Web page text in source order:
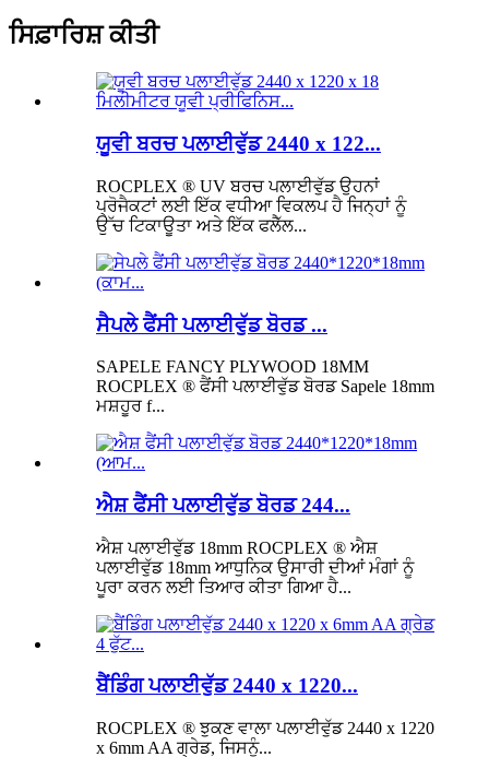
ਸਿਫ਼ਾਰਿਸ਼ ਕੀਤੀ
ਯੂਵੀ ਬਰਚ ਪਲਾਈਵੁੱਡ 2440 x 122...
ROCPLEX ® UV ਬਰਚ ਪਲਾਈਵੁੱਡ ਉਹਨਾਂ
ਪ੍ਰੋਜੈਕਟਾਂ ਲਈ ਇੱਕ ਵਧੀਆ ਵਿਕਲਪ ਹੈ ਜਿਨ੍ਹਾਂ ਨੂੰ
ਉੱਚ ਟਿਕਾਊਤਾ ਅਤੇ ਇੱਕ ਫਲੈੱਲ...
ਸੈਪਲੇ ਫੈਂਸੀ ਪਲਾਈਵੁੱਡ ਬੋਰਡ ...
SAPELE FANCY PLYWOOD 18MM
ROCPLEX ® ਫੈਂਸੀ ਪਲਾਈਵੁੱਡ ਬੋਰਡ Sapele 18mm
ਮਸ਼ਹੂਰ f...
ਐਸ਼ ਫੈਂਸੀ ਪਲਾਈਵੁੱਡ ਬੋਰਡ 244...
ਐਸ਼ ਪਲਾਈਵੁੱਡ 18mm ROCPLEX ® ਐਸ਼
ਪਲਾਈਵੁੱਡ 18mm ਆਧੁਨਿਕ ਉਸਾਰੀ ਦੀਆਂ ਮੰਗਾਂ ਨੂੰ
ਪੂਰਾ ਕਰਨ ਲਈ ਤਿਆਰ ਕੀਤਾ ਗਿਆ ਹੈ...
ਬੈਂਡਿੰਗ ਪਲਾਈਵੁੱਡ 2440 x 1220...
ROCPLEX ® ਝੁਕਣ ਵਾਲਾ ਪਲਾਈਵੁੱਡ 2440 x 1220
x 6mm AA ਗ੍ਰੇਡ, ਜਿਸਨੂੰ...